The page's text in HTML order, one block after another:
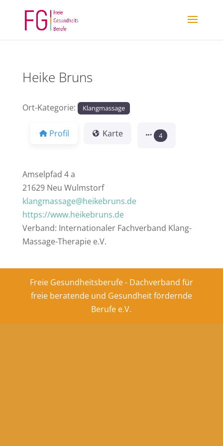
Heike Bruns
Ort-Kategorie: Klangmassage
Profil Karte 4
Amselpfad 4 a
21629 Neu Wulmstorf
klangmassage@heikebruns.de
https://www.heikebruns.de
Verband: Internationaler Fachverband Klang-
Massage-Therapie e.V.
Freie Gesundheitsberufe - Dachverband für
freie beratende und Gesundheit fördernde
Berufe e.V.